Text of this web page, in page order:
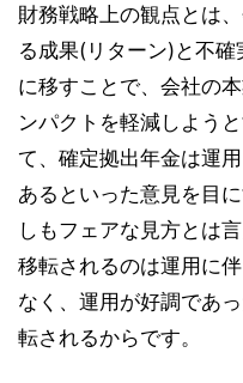
財務戦略上の観点とは
る成果(リターン)と不
に移すことで、会社の
ンパクトを軽減しよう
て、確定拠出年金は運
あるといった意見を目
しもフェアな見方とは
移転されるのは運用に
なく、運用が好調であ
転されるからです。